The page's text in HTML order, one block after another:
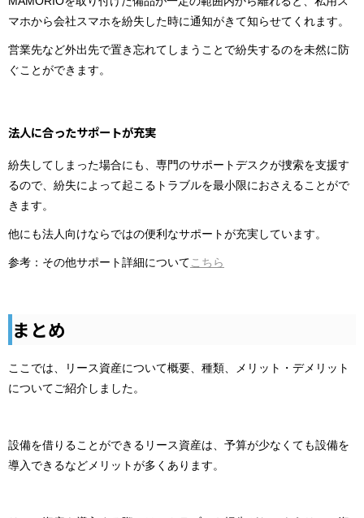
マホから会社スマホを紛失した時に通知がきて知らせてくれます。
営業先など外出先で置き忘れてしまうことで紛失するのを未然に防
ぐことができます。
法人に合ったサポートが充実
紛失してしまった場合にも、専門のサポートデスクが捜索を支援す
るので、紛失によって起こるトラブルを最小限におさえることがで
きます。
他にも法人向けならではの便利なサポートが充実しています。
参考：その他サポート詳細について こちら
まとめ
ここでは、リース資産について概要、種類、メリット・デメリット
についてご紹介しました。
設備を借りることができるリース資産は、予算が少なくても設備を
導入できるなどメリットが多くあります。